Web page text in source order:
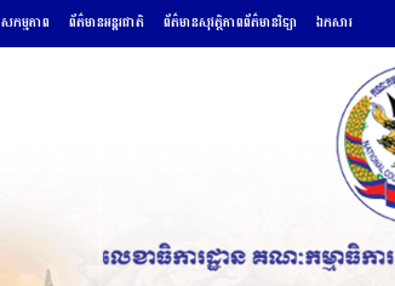
សកម្មភាព ព័ត៌មានអន្តរជាតិ ព័ត៌មានសុវត្ថិភាពព័ត៌មានវិទ្យា ឯកសារ